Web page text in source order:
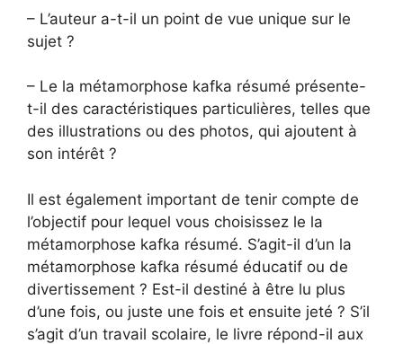
– L’auteur a-t-il un point de vue unique sur le
sujet ?
– Le la métamorphose kafka résumé présente-
t-il des caractéristiques particulières, telles que
des illustrations ou des photos, qui ajoutent à
son intérêt ?
Il est également important de tenir compte de
l’objectif pour lequel vous choisissez le la
métamorphose kafka résumé. S’agit-il d’un la
métamorphose kafka résumé éducatif ou de
divertissement ? Est-il destiné à être lu plus
d’une fois, ou juste une fois et ensuite jeté ? S’il
s’agit d’un travail scolaire, le livre répond-il aux